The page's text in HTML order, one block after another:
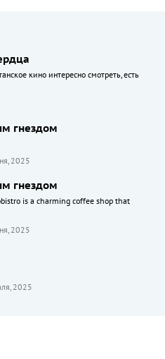
кино интересно смотреть, есть
гнездом
2025
гнездом
is a charming coffee shop that
2025
2025